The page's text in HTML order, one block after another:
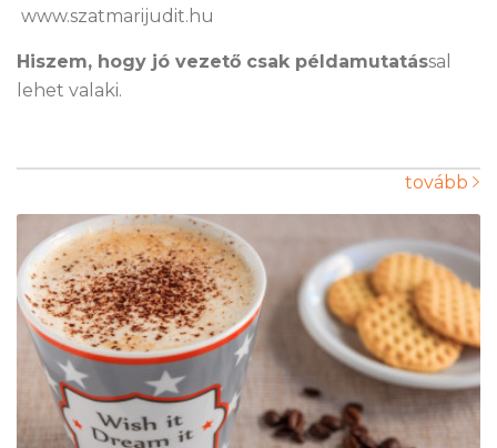
www.szatmarijudit.hu
Hiszem, hogy jó vezető csak példamutatással
lehet valaki.
tovább